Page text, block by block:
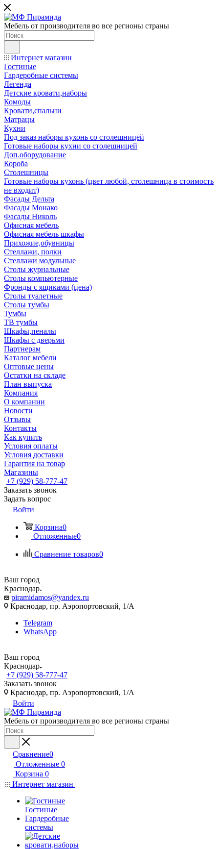
Мебель от производителя во все регионы страны
Интернет магазин
Гостиные
Гардеробные системы
Легенда
Детские кровати,наборы
Комоды
Кровати,спальни
Матрацы
Кухни
Под заказ наборы кухонь со столешницей
Готовые наборы кухни со столешницей
Доп.оборудование
Короба
Столешницы
Готовые наборы кухонь (цвет любой, столешница в стоимость
не входит)
Фасады Дельта
Фасады Монако
Фасады Николь
Офисная мебель
Офисная мебель шкафы
Прихожие,обувницы
Стеллажи, полки
Стеллажи модульные
Столы журнальные
Столы компьютерные
Фронды с ящиками (цена)
Столы туалетные
Столы тумбы
Тумбы
ТВ тумбы
Шкафы,пеналы
Шкафы с дверьми
Партнерам
Каталог мебели
Оптовые цены
Остатки на складе
План выпуска
Компания
О компании
Новости
Отзывы
Контакты
Как купить
Условия оплаты
Условия доставки
Гарантия на товар
Магазины
+7 (929) 58-777-47
Заказать звонок
Задать вопрос
Войти
Корзина0
Отложенные0
Сравнение товаров0
Ваш город
Краснодар
piramidamos@yandex.ru
Краснодар, пр. Аэропортовский, 1/А
Telegram
WhatsApp
Ваш город
Краснодар
+7 (929) 58-777-47
Заказать звонок
Краснодар, пр. Аэропортовский, 1/А
Войти
Мебель от производителя во все регионы страны
Сравнение0
Отложенные 0
Корзина 0
Интернет магазин
Гостиные
Гардеробные
системы